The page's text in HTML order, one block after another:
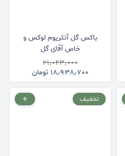
باکس گل آنتریوم لوکس و
خاص آقای گل
۲۱٫۰۴۳٫۰۰۰
۱۸٫۹۳۸٫۷۰۰ تومان
تخفیف